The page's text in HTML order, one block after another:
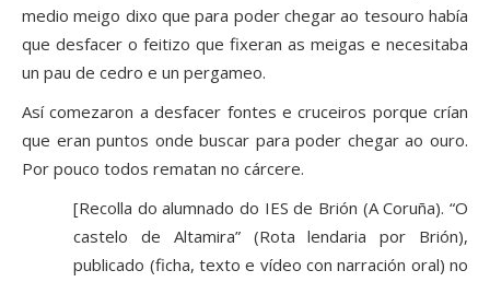
medio meigo dixo que para poder chegar ao tesouro había
que desfacer o feitizo que fixeran as meigas e necesitaba
un pau de cedro e un pergameo.
Así comezaron a desfacer fontes e cruceiros porque crían
que eran puntos onde buscar para poder chegar ao ouro.
Por pouco todos rematan no cárcere.
[Recolla do alumnado do IES de Brión (A Coruña). “O
castelo de Altamira” (Rota lendaria por Brión),
publicado (ficha, texto e vídeo con narración oral) no